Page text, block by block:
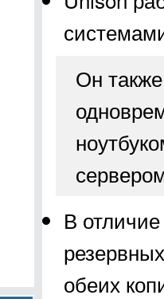
Он
В
обеих